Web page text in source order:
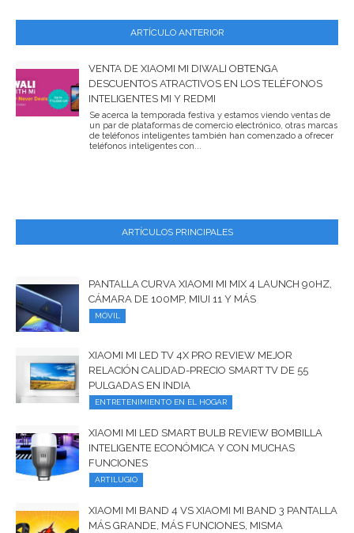
ARTÍCULO ANTERIOR
VENTA DE XIAOMI MI DIWALI OBTENGA
DESCUENTOS ATRACTIVOS EN LOS TELÉFONOS
INTELIGENTES MI Y REDMI
Se acerca la temporada festiva y estamos viendo ventas de
un par de plataformas de comercio electrónico, otras marcas
de teléfonos inteligentes también han comenzado a ofrecer
teléfonos inteligentes con...
ARTÍCULOS PRINCIPALES
PANTALLA CURVA XIAOMI MI MIX 4 LAUNCH 90HZ,
CÁMARA DE 100MP, MIUI 11 Y MÁS
MÓVIL
XIAOMI MI LED TV 4X PRO REVIEW MEJOR
RELACIÓN CALIDAD-PRECIO SMART TV DE 55
PULGADAS EN INDIA
ENTRETENIMIENTO EN EL HOGAR
XIAOMI MI LED SMART BULB REVIEW BOMBILLA
INTELIGENTE ECONÓMICA Y CON MUCHAS
FUNCIONES
ARTILUGIO
XIAOMI MI BAND 4 VS XIAOMI MI BAND 3 PANTALLA
MÁS GRANDE, MÁS FUNCIONES, MISMA